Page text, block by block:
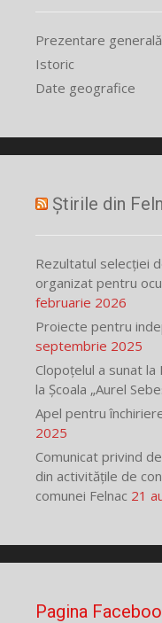
Prezentare generală
Istoric
Date geografice
Știrile din
Rezultatul selecției
organizat pentru
februarie 2026
Proiecte pentru
septembrie 2025
Clopoțelul a sunat la
la Școala „Aurel
Apel pentru
2025
Comunicat privind
din activitățile de
comunei Felnac 21
Pagina